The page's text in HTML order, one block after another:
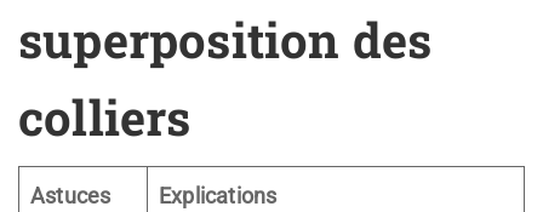
superposition des
colliers
Astuces Explications